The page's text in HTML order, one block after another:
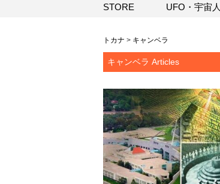
トカナ > キャンベラ
キャンベラ Articles
STORE UFO・宇宙人